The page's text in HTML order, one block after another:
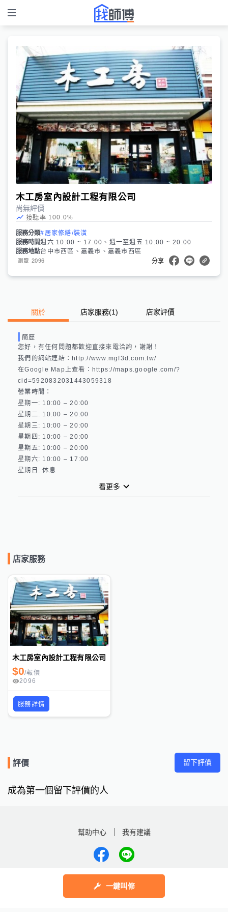
木工房室內設計工程有限公司
尚無評價
接聽率 100.0%
服務分類#居家修繕/裝潢
服務時間週六 10:00 ~ 17:00、週一至週五 10:00 ~ 20:00
服務地點台中市西區、嘉義市、嘉義市西區
一鍵叫修
瀏覽 2096 分享
關於 店家服務(1) 店家評價
簡歷
您好，有任何問題都歡迎直接來電洽詢，謝謝！
我們的網站連結：http://www.mgf3d.com.tw/
在Google Map上查看：https://maps.google.com/?
cid=5920832031443059318
營業時間：
星期一: 10:00 – 20:00
星期二: 10:00 – 20:00
星期三: 10:00 – 20:00
星期四: 10:00 – 20:00
星期五: 10:00 – 20:00
星期六: 10:00 – 17:00
看更多
店家服務
木工房室內設計工程有限公司
$0/報價
2096
服務詳情
評價 留下評價
成為第一個留下評價的人
幫助中心 我有建議
Copyright © 2025 by Addcn Technology Co., Ltd. All Rights reserved